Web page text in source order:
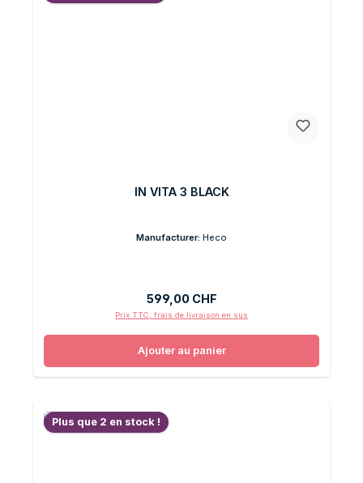
IN VITA 3 BLACK
Manufacturer: Heco
Prix régulier :
599,00 CHF
Prix TTC, frais de livraison en sus
Ajouter au panier
Plus que 2 en stock !